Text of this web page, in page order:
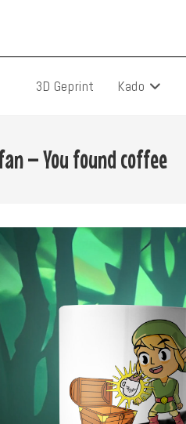
3D Geprint Kado
– You found coffee